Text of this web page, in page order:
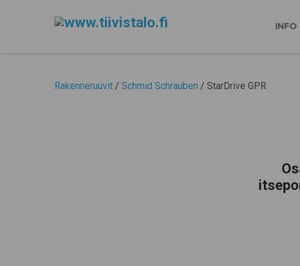
INFO
Rakenneruuvit / Schmid Schrauben / StarDrive GPR